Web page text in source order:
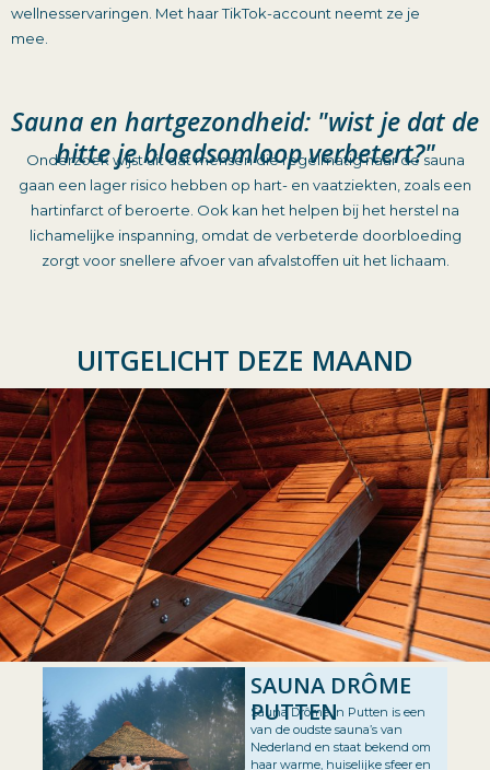
wellnesservaringen. Met haar TikTok-account neemt ze je
mee.
Sauna en hartgezondheid: "wist je dat de
hitte je bloedsomloop verbetert?"
Onderzoek wijst uit dat mensen die regelmatig naar de sauna
gaan een lager risico hebben op hart- en vaatziekten, zoals een
hartinfarct of beroerte. Ook kan het helpen bij het herstel na
lichamelijke inspanning, omdat de verbeterde doorbloeding
zorgt voor snellere afvoer van afvalstoffen uit het lichaam.
UITGELICHT DEZE MAAND
SAUNA DRÔME
PUTTEN
Sauna Drôme in Putten is een
van de oudste sauna’s van
Nederland en staat bekend om
haar warme, huiselijke sfeer en